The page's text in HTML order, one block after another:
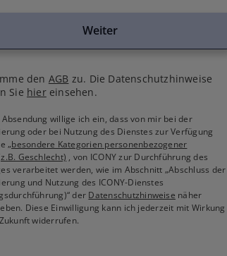
Weiter
den AGB zu. Die Datenschutzhinweise
Sie hiereinsehen.
willige ich ein, dass von mir bei der
oder bei Nutzung des Dienstes zur Verfügung
„besondere Kategorien personenbezogener
Geschlecht) , von ICONY zur Durchführung des
verarbeitet werden, wie im Abschnitt „Abschluss der
und Nutzung des ICONY-Dienstes
der Datenschutzhinweise näher
Diese Einwilligung kann ich jederzeit mit Wirkung
widerrufen.